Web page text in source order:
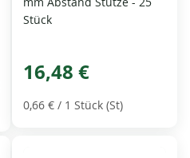
Stück
16,48 €
0,66 € / 1 Stück (St)